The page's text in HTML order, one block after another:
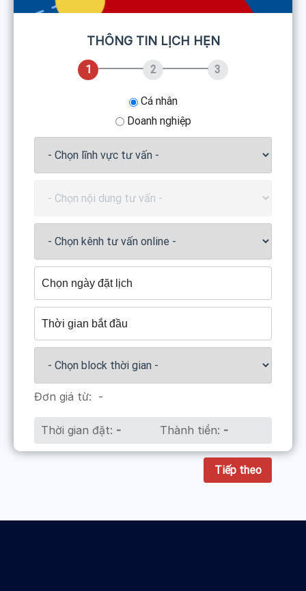
THÔNG TIN LỊCH HẸN
1 2 3
Cá nhân
Doanh nghiệp
Đơn giá từ: -
Thời gian đặt: - Thành tiền: -